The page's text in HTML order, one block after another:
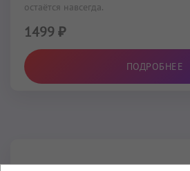
остаётся навсегда.
1499 ₽
ПОДРОБНЕЕ